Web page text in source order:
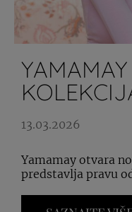
13.03.2026
Yamamay otvara
predstavlja pravu